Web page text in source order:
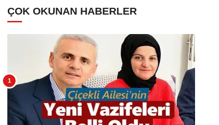
ÇOK OKUNAN HABERLER